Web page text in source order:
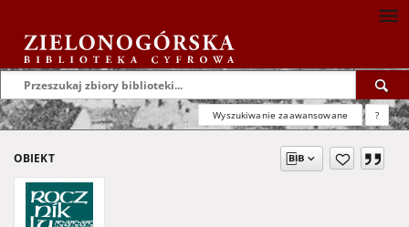
Wyszukiwanie zaawansowane ?
OBIEKT